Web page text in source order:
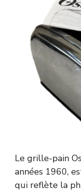
Le grille-pain
années 1960,
qui reflète la